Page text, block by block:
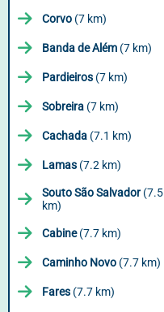
Corvo (7 km)
Banda de Além (7 km)
Pardieiros (7 km)
Sobreira (7 km)
Cachada (7.1 km)
Lamas (7.2 km)
Souto São Salvador(7.5
km)
Cabine(7.7 km)
Caminho Novo (7.7 km)
Fares (7.7 km)